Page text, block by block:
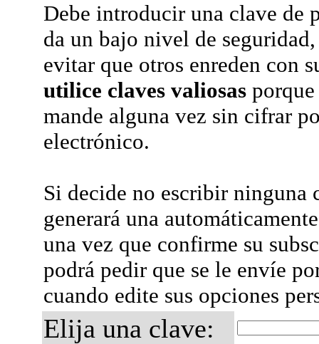
Debe introducir una clave de
da un bajo nivel de
evitar que otros enreden con
utilice claves valiosas
mande alguna vez sin cifrar
electrónico.
Si decide no escribir ninguna
generará una
una vez que confirme su
podrá pedir que se le envíe
cuando edite sus opciones
Elija una clave: